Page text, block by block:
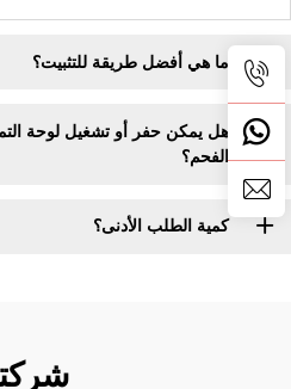
ما هي أفضل طريقة للتثبيت؟
هل يمكن حفر أو تشغيل لوحة
الفحم؟
كمية الطلب الأدنى؟